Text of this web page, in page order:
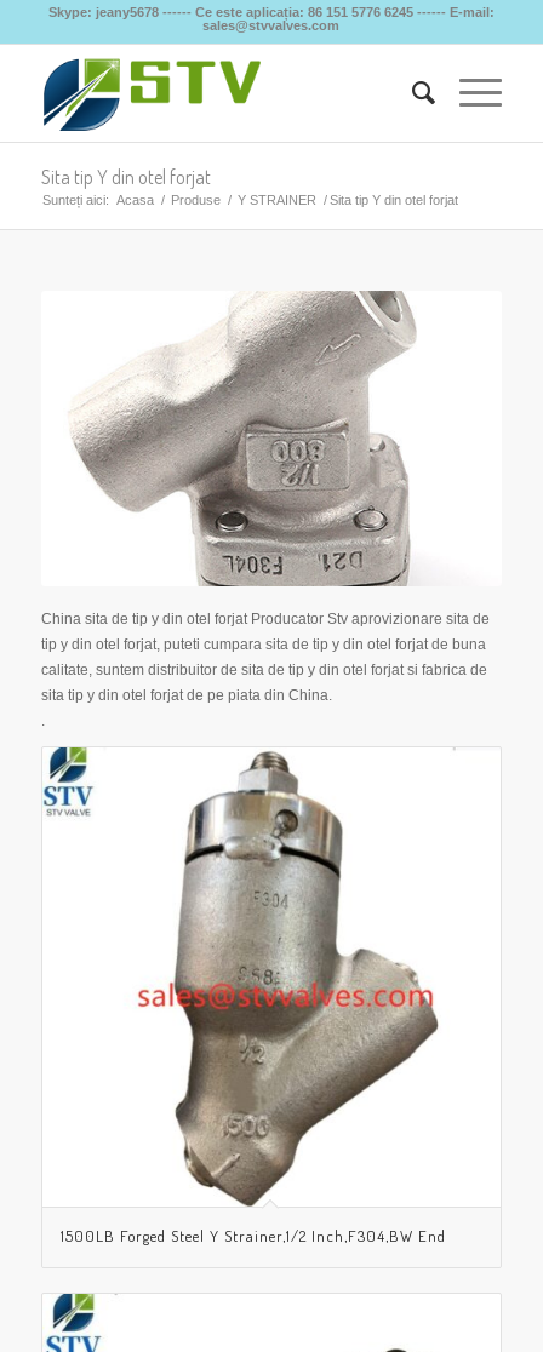
Skype: jeany5678 ------ Ce este aplicația: 86 151 5776 6245 ------ E-mail:
sales@stvvalves.com
Sita tip Y din otel forjat
Sunteți aici: Acasa / Produse / Y STRAINER / Sita tip Y din otel forjat
China sita de tip y din otel forjat Producator Stv aprovizionare sita de
tip y din otel forjat, puteti cumpara sita de tip y din otel forjat de buna
calitate, suntem distribuitor de sita de tip y din otel forjat si fabrica de
sita tip y din otel forjat de pe piata din China.
1500LB Forged Steel Y Strainer,1/2 Inch,F304,BW End